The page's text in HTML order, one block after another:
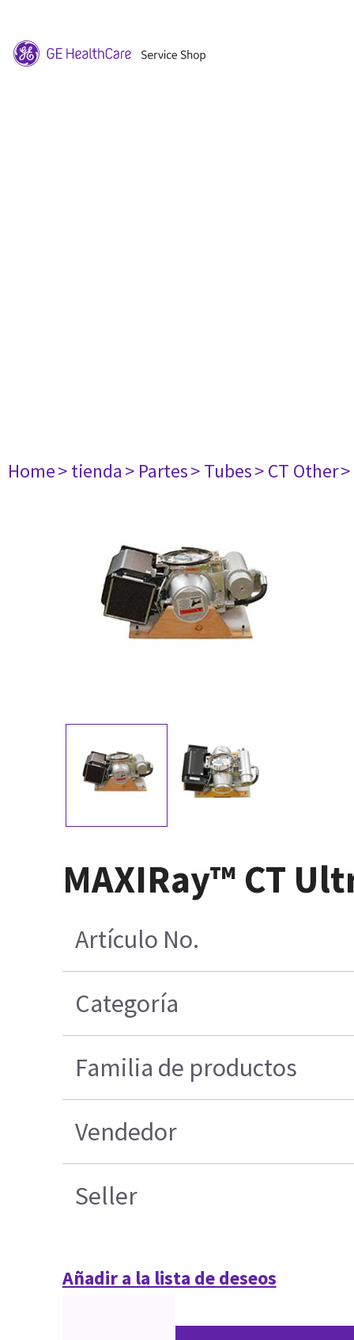
Home> tienda> Partes> Tubes> CT Other
MAXIRay™ CT
Artículo No.
Categoría
Familia de productos
Vendedor
Seller
Añadir a la lista de deseos